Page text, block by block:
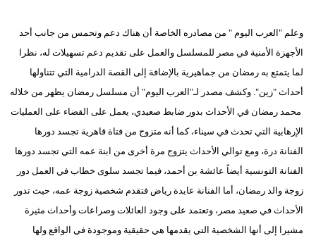
وعلم "العرب اليوم " من مصادره الخاصة أن هناك دعم وتحمس من جانب أحد
الأجهزة الأمنية في مصر للمسلسل والعمل على تقديم دعم تسهيلات له، نظرا
لما يتمتع به رمضان من جماهيرية بالإضافة إلى القصة الدرامية التي تتناولها
أحداث "زين". وكشف مصدر لـ"العرب اليوم" أن مسلسل رمضان يظهر من خلاله
محمد رمضان في الأحداث بدور ضابط صعيدي، يعمل على القضاء على العمليات
الإرهابية التي تحدث في سيناء، كما أنه متزوج من فتاة قاهرية تجسد دورها
الفنانة درة، ومع توالي الأحداث يتزوج مرة أخرى من ابنة عمه التي تجسد دورها
الفنانة التونسية أيضاً عائشة بن أحمد، فيما تجسد سلوى خطاب في العمل دور
زوجة والد رمضان، أما الفنانة عايدة رياض فتقدم شخصية زوجة عمه، حيث تدور
الأحداث في صعيد مصر، وتعتمد على وجود العائلات وصراعات وأحداث مثيرة
مشيرا إلى أنها الشخصية التي يقدمها هي حقيقية وموجودة في الواقع ولها